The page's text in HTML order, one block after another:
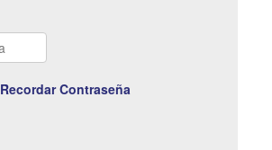
Recordar Contraseña